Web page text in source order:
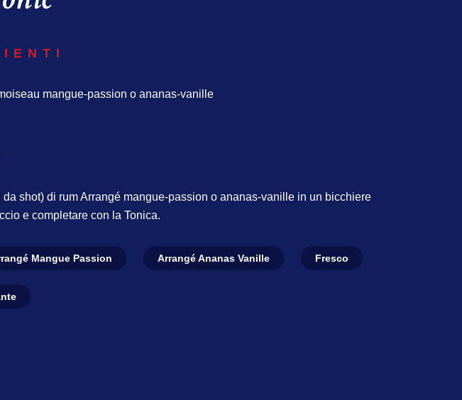
mangue-passion o ananas-vanille
shot) di rum Arrangé mangue-passion o ananas-vanille in un bicchiere
e completare con la Tonica.
Mangue Passion Arrangé Ananas Vanille Fresco